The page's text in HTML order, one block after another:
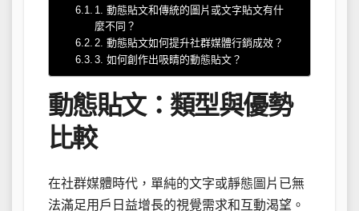
1. 動態貼文和傳統的圖片或文字貼文有什
麼不同？
2. 動態貼文如何提升社群媒體行銷成效？
3. 如何創作出吸睛的動態貼文？
動態貼文：類型與優勢
比較
在社群媒體時代，單純的文字或靜態圖片已無
法滿足用戶日益增長的視覺需求和互動渴望。